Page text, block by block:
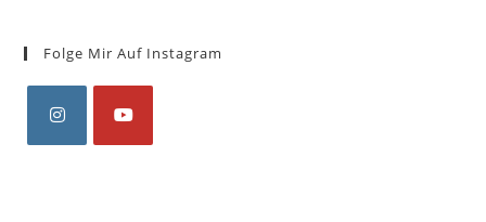
Folge Mir Auf Instagram